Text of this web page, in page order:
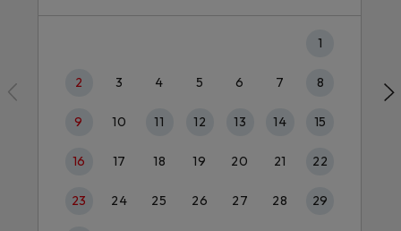
1
2 3 4 5 6 7 8
9 10 11 12 13 14 15
16 17 18 19 20 21 22
23 24 25 26 27 28 29